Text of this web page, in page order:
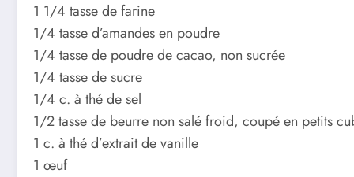
1 1/4 tasse de farine
1/4 tasse d’amandes en poudre
1/4 tasse de poudre de cacao, non sucrée
1/4 tasse de sucre
1/4 c. à thé de sel
1/2 tasse de beurre non salé froid, coupé en petits
1 c. à thé d’extrait de vanille
1 œuf